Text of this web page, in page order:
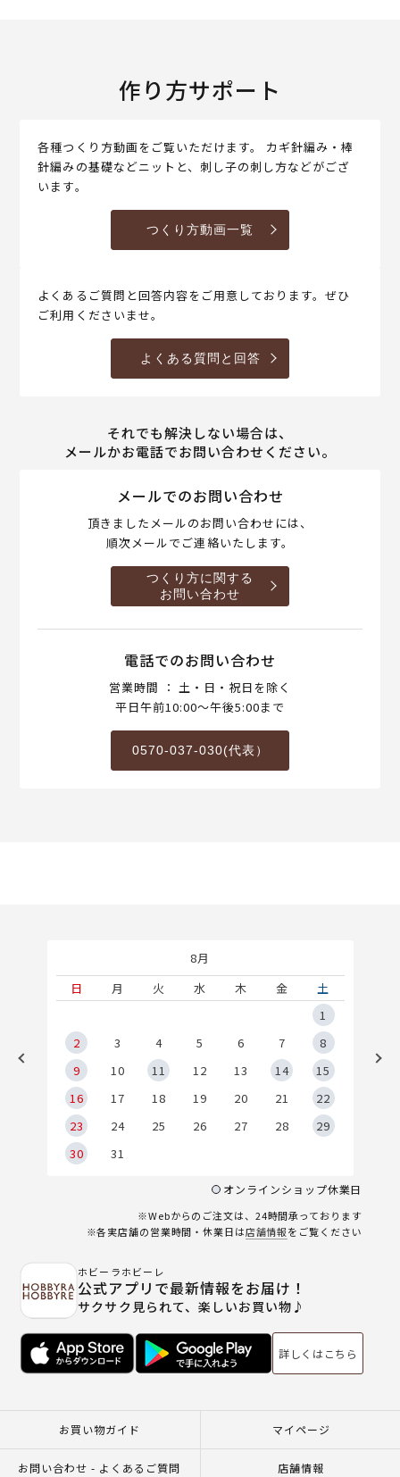
作り方サポート
各種つくり方動画をご覧いただけます。 カギ針編み・棒
針編みの基礎などニットと、刺し子の刺し方などがござ
います。
つくり方動画一覧
よくあるご質問と回答内容をご用意しております。ぜひ
ご利用くださいませ。
よくある質問と回答
それでも解決しない場合は、
メールかお電話でお問い合わせください。
メールでのお問い合わせ
頂きましたメールのお問い合わせには、
順次メールでご連絡いたします。
つくり方に関する
お問い合わせ
電話でのお問い合わせ
営業時間 ： 土・日・祝日を除く
平日午前10:00～午後5:00まで
0570-037-030(代表）
8月
日
月 火 水 木 金
土
1
2
3 4 5 6 7
8
9
10 11 12 13 14
15
16
17 18 19 20 21
22
23
24 25 26 27 28
29
30
31
オンラインショップ休業日
※Webからのご注文は、24時間承っております
※各実店舗の営業時間・休業日は店舗情報をご覧ください
ホビーラホビーレ
公式アプリで最新情報をお届け！
サクサク見られて、楽しいお買い物♪
詳しくはこちら
お買い物ガイド マイページ
お問い合わせ - よくあるご質問 店舗情報